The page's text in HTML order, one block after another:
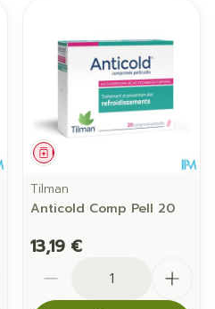
Médicament
Tilman
Anticold Comp Pell 20
13,19 €